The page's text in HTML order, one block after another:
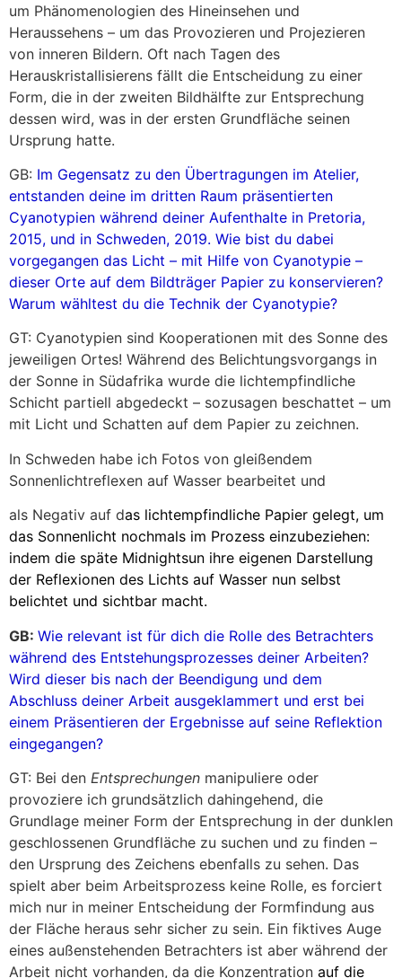
um Phänomenologien des Hineinsehen und
Heraussehens – um das Provozieren und Projezieren
von inneren Bildern. Oft nach Tagen des
Herauskristallisierens fällt die Entscheidung zu einer
Form, die in der zweiten Bildhälfte zur Entsprechung
dessen wird, was in der ersten Grundfläche seinen
Ursprung hatte.
GB: Im Gegensatz zu den Übertragungen im Atelier,
entstanden deine im dritten Raum präsentierten
Cyanotypien während deiner Aufenthalte in Pretoria,
2015, und in Schweden, 2019. Wie bist du dabei
vorgegangen das Licht – mit Hilfe von Cyanotypie –
dieser Orte auf dem Bildträger Papier zu konservieren?
Warum wähltest du die Technik der Cyanotypie?
GT: Cyanotypien sind Kooperationen mit des Sonne des
jeweiligen Ortes! Während des Belichtungsvorgangs in
der Sonne in Südafrika wurde die lichtempfindliche
Schicht partiell abgedeckt – sozusagen beschattet – um
mit Licht und Schatten auf dem Papier zu zeichnen.
In Schweden habe ich Fotos von gleißendem
Sonnenlichtreflexen auf Wasser bearbeitet und
als Negativ auf das lichtempfindliche Papier gelegt, um
das Sonnenlicht nochmals im Prozess einzubeziehen:
indem die späte Midnightsun ihre eigenen Darstellung
der Reflexionen des Lichts auf Wasser nun selbst
belichtet und sichtbar macht.
GB: Wie relevant ist für dich die Rolle des Betrachters
während des Entstehungsprozesses deiner Arbeiten?
Wird dieser bis nach der Beendigung und dem
Abschluss deiner Arbeit ausgeklammert und erst bei
einem Präsentieren der Ergebnisse auf seine Reflektion
eingegangen?
GT: Bei den Entsprechungen manipuliere oder
provoziere ich grundsätzlich dahingehend, die
Grundlage meiner Form der Entsprechung in der dunklen
geschlossenen Grundfläche zu suchen und zu finden –
den Ursprung des Zeichens ebenfalls zu sehen. Das
spielt aber beim Arbeitsprozess keine Rolle, es forciert
mich nur in meiner Entscheidung der Formfindung aus
der Fläche heraus sehr sicher zu sein. Ein fiktives Auge
eines außenstehenden Betrachters ist aber während der
Arbeit nicht vorhanden, da die Konzentration auf die